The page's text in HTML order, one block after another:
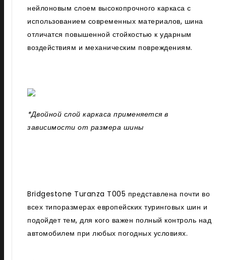
нейлоновым слоем высокопрочного каркаса с
использованием современных материалов, шина
отличатся повышенной стойкостью к ударным
воздействиям и механическим повреждениям.
*Двойной слой каркаса применяется в
зависимости от размера шины
Bridgestone Turanza T005 представлена почти во
всех типоразмерах европейских туринговых шин и
подойдет тем, для кого важен полный контроль над
автомобилем при любых погодных условиях.